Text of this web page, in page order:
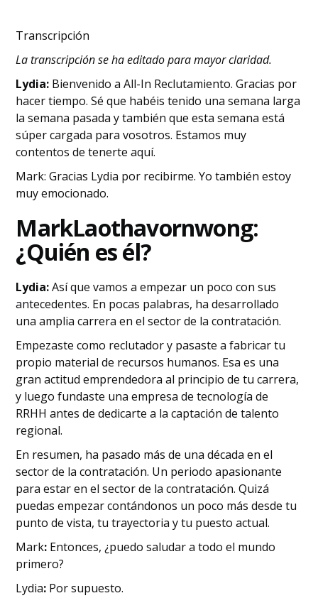
Transcripción
La transcripción se ha editado para mayor claridad.
Lydia: Bienvenido a All-In Reclutamiento. Gracias por
hacer tiempo. Sé que habéis tenido una semana larga
la semana pasada y también que esta semana está
súper cargada para vosotros. Estamos muy
contentos de tenerte aquí.
Mark: Gracias Lydia por recibirme. Yo también estoy
muy emocionado.
‍MarkLaothavornwong:
¿Quién es él?
Lydia:Así que vamos a empezar un poco con sus
antecedentes. En pocas palabras, ha desarrollado
una amplia carrera en el sector de la contratación.
Empezaste como reclutador y pasaste a fabricar tu
propio material de recursos humanos. Esa es una
gran actitud emprendedora al principio de tu carrera,
y luego fundaste una empresa de tecnología de
RRHH antes de dedicarte a la captación de talento
regional.
En resumen, ha pasado más de una década en el
sector de la contratación. Un periodo apasionante
para estar en el sector de la contratación. Quizá
puedas empezar contándonos un poco más desde tu
punto de vista, tu trayectoria y tu puesto actual.
‍Mark: Entonces, ¿puedo saludar a todo el mundo
primero?
‍Lydia: Por supuesto.